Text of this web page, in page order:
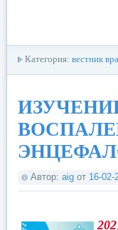
Категория: вестник
Автор: aig от 16-02-